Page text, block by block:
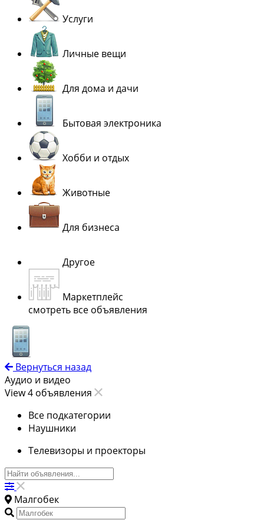
Услуги
Личные вещи
Для дома и дачи
Бытовая электроника
Хобби и отдых
Животные
Для бизнеса
Другое
Маркетплейс
смотреть все объявления
Вернуться назад
Аудио и видео
View 4 объявления
Все подкатегории
Наушники
Телевизоры и проекторы
Малгобек